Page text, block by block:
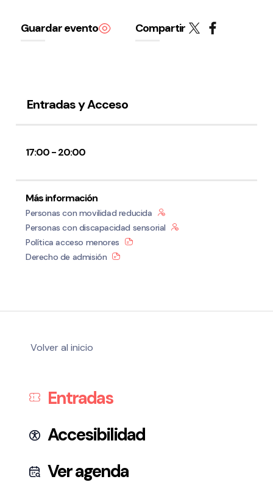
Guardar evento Compartir
Entradas y Acceso
17:00 - 20:00
Más información
Personas con movilidad reducida
Personas con discapacidad sensorial
Política acceso menores
Derecho de admisión
Volver al inicio
Entradas
Accesibilidad
Ver agenda